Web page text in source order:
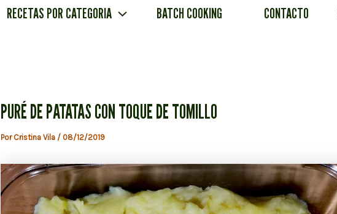
RECETAS POR CATEGORIA BATCH COOKING CONTACTO
PURÉ DE PATATAS CON TOQUE DE TOMILLO
Por Cristina Vila / 08/12/2019